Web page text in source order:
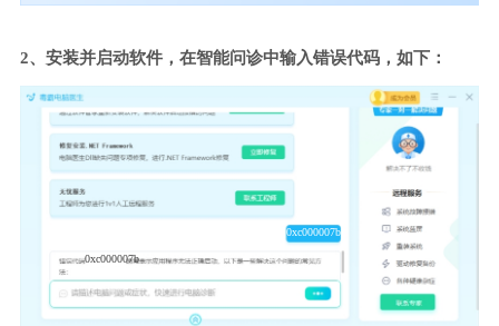
2、安装并启动软件，在智能问诊中输入错误代码，如下：
0xc000007b
0xc000007b